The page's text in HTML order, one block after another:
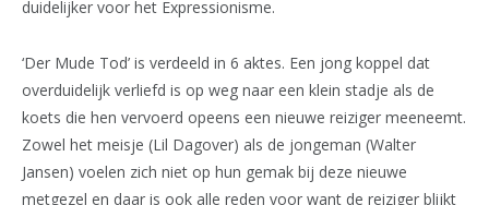
duidelijker voor het Expressionisme.
‘Der Mude Tod’ is verdeeld in 6 aktes. Een jong koppel dat
overduidelijk verliefd is op weg naar een klein stadje als de
koets die hen vervoerd opeens een nieuwe reiziger meeneemt.
Zowel het meisje (Lil Dagover) als de jongeman (Walter
Jansen) voelen zich niet op hun gemak bij deze nieuwe
metgezel en daar is ook alle reden voor want de reiziger blijkt